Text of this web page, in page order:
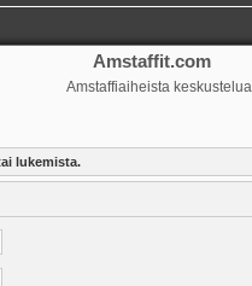
Amstaffit.com
Amstaffiaiheista keskustelua
lukemista.